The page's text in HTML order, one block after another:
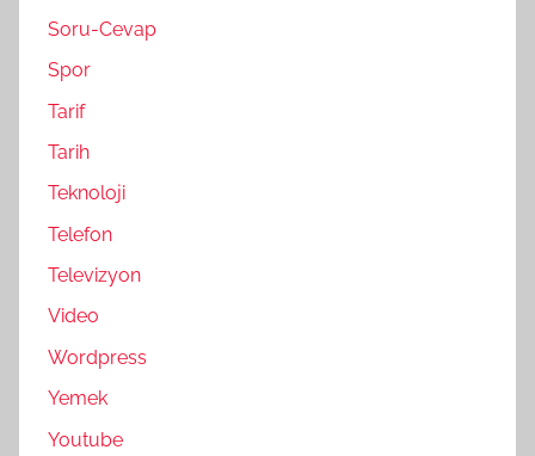
Soru-Cevap
Spor
Tarif
Tarih
Teknoloji
Telefon
Televizyon
Video
Wordpress
Yemek
Youtube